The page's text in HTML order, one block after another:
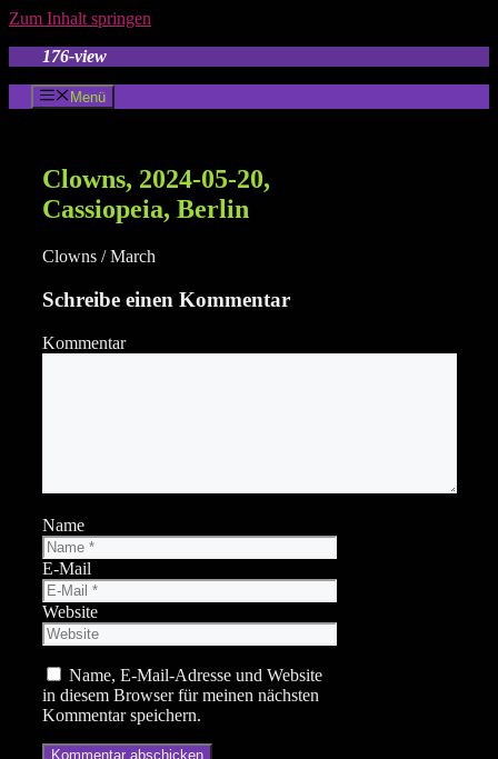
Zum Inhalt springen
176-view
Menü
Clowns, 2024-05-20,
Cassiopeia, Berlin
Clowns / March
Schreibe einen Kommentar
Kommentar
Name
E-Mail
Website
Name, E-Mail-Adresse und Website
in diesem Browser für meinen nächsten
Kommentar speichern.